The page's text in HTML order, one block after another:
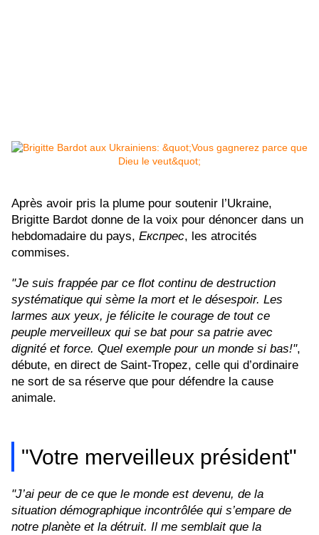
Après avoir pris la plume pour soutenir l’Ukraine,
Brigitte Bardot donne de la voix pour dénoncer dans un
hebdomadaire du pays, Експрес, les atrocités
commises.
"Je suis frappée par ce flot continu de destruction
systématique qui sème la mort et le désespoir. Les
larmes aux yeux, je félicite le courage de tout ce
peuple merveilleux qui se bat pour sa patrie avec
dignité et force. Quel exemple pour un monde si bas!",
débute, en direct de Saint-Tropez, celle qui d’ordinaire
ne sort de sa réserve que pour défendre la cause
animale.
"Votre merveilleux président"
"J’ai peur de ce que le monde est devenu, de la
situation démographique incontrôlée qui s’empare de
notre planète et la détruit. Il me semblait que la